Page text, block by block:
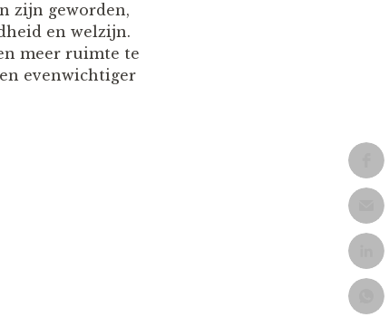
zijn geworden,
en welzijn.
meer ruimte te
evenwichtiger